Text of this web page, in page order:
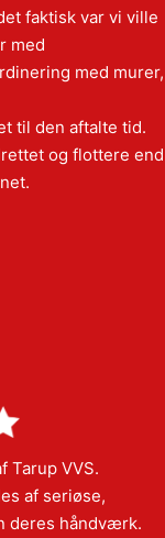
faktisk var vi ville
med
med murer,
til den aftalte tid.
og flottere end
Tarup VVS.
af seriøse,
deres håndværk.